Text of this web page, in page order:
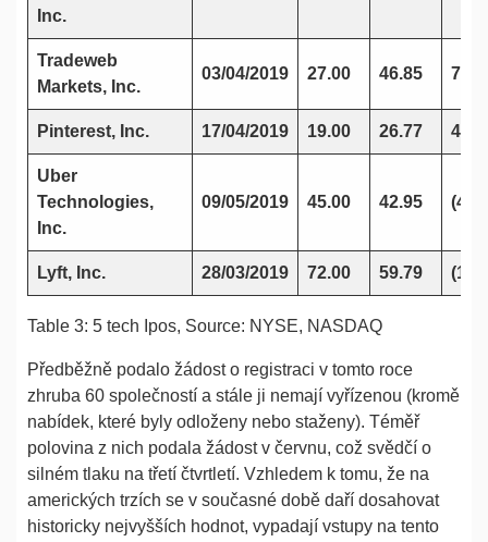
Inc.
Tradeweb
Markets, Inc.
03/04/2019 27.00 46.85
Pinterest, Inc. 17/04/2019 19.00 26.77
Uber
Technologies,
Inc.
09/05/2019 45.00 42.95
Lyft, Inc. 28/03/2019 72.00 59.79
Table 3: 5 tech Ipos, Source: NYSE, NASDAQ
Předběžně podalo žádost o registraci v tomto roce
zhruba 60 společností a stále ji nemají vyřízenou (kromě
nabídek, které byly odloženy nebo staženy). Téměř
polovina z nich podala žádost v červnu, což svědčí o
silném tlaku na třetí čtvrtletí. Vzhledem k tomu, že na
amerických trzích se v současné době daří dosahovat
historicky nejvyšších hodnot, vypadají vstupy na tento